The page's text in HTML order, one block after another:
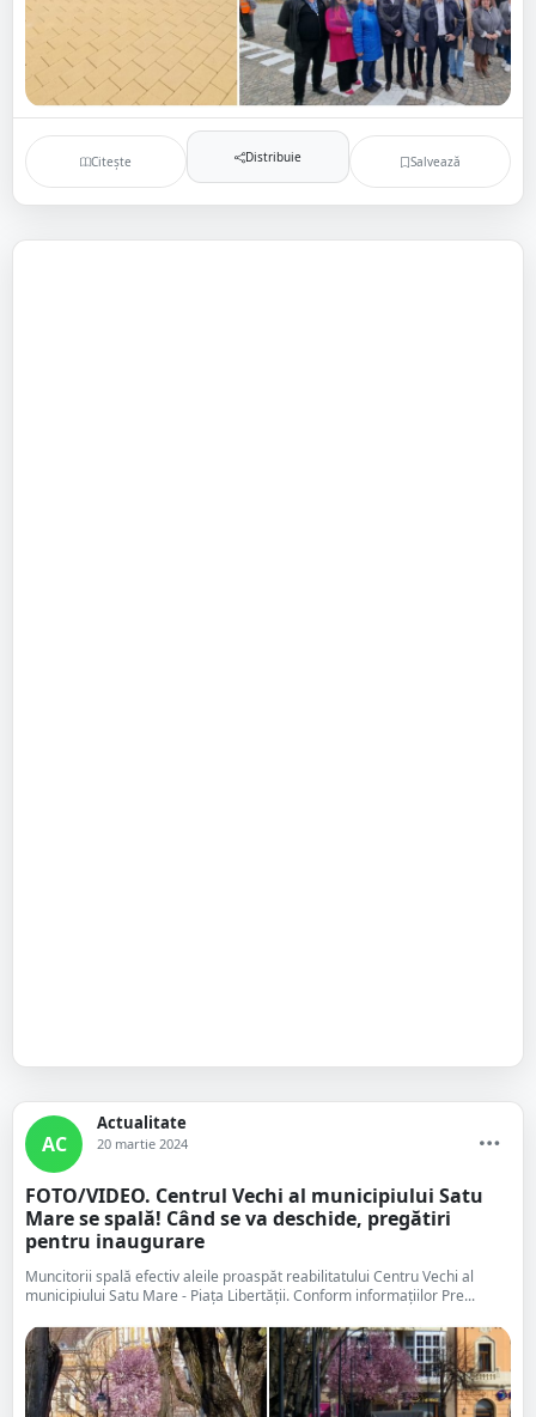
Citește Distribuie Salvează
AC
Actualitate
20 martie 2024
FOTO/VIDEO. Centrul Vechi al municipiului Satu
Mare se spală! Când se va deschide, pregătiri
pentru inaugurare
Muncitorii spală efectiv aleile proaspăt reabilitatului Centru Vechi al
municipiului Satu Mare - Piața Libertății. Conform informațiilor Pre...